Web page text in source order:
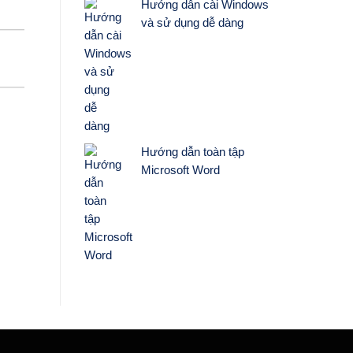
Hướng dẫn cài Windows
và sử dụng dễ dàng
Hướng dẫn toàn tập
Microsoft Word